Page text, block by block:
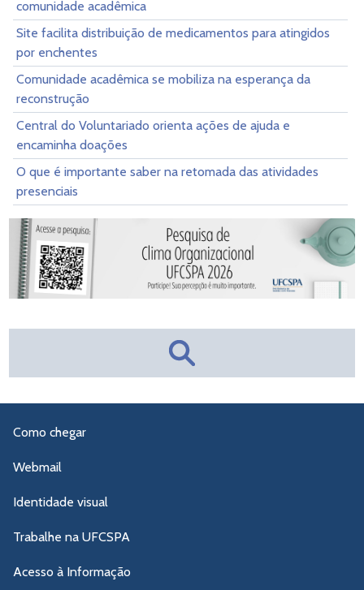
comunidade acadêmica
Site facilita distribuição de medicamentos para atingidos
por enchentes
Comunidade acadêmica se mobiliza na esperança da
reconstrução
Central do Voluntariado orienta ações de ajuda e
encaminha doações
O que é importante saber na retomada das atividades
presenciais
Como chegar
Webmail
Identidade visual
Trabalhe na UFCSPA
Acesso à Informação